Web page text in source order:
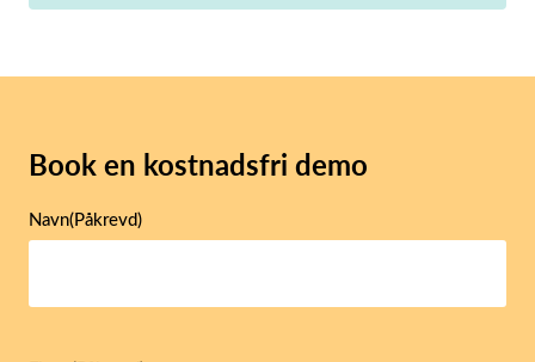
Book en kostnadsfri demo
Navn(Påkrevd)